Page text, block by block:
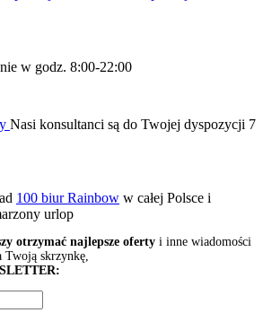
w godz. 8:00-22:00
Nasi konsultanci są do Twojej dyspozycji 7
100 biur Rainbow w całej Polsce i
urlop
otrzymać najlepsze oferty i inne wiadomości
Twoją skrzynkę,